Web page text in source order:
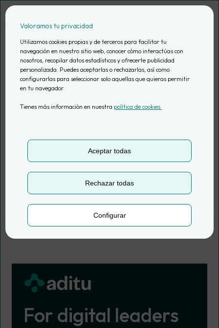
Valoramos tu privacidad
Utilizamos cookies propias y de terceros para facilitar tu
navegación en nuestro sitio web, conocer cómo interactúas con
nosotros, recopilar datos estadísticos y ofrecerte publicidad
personalizada. Puedes aceptarlas o rechazarlas, así como
configurarlas para seleccionar solo aquellas que quieras permitir
en tu navegador.
Tienes más información en nuestra política de cookies.
Aceptar todas
Rechazar todas
Configurar
Saltar
al
Black Friday:
consumismo
estafa del
descuento?
Actualizado el4 Dic, 2025
10 min. de lectura
For digital leaders